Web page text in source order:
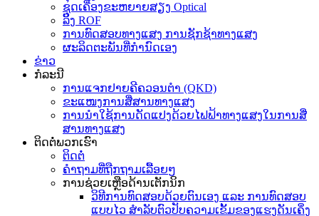
ຊຸດເຄື່ອງຂະຫຍາຍສຽງ Optical
ລິ້ງ ROF
ການທົດສອບທາງແສງ ການຊັກຊ້າທາງແສງ
ຜະລິດຕະພັນທີ່ກຳນົດເອງ
ຂ່າວ
ກໍລະນີ
ການແຈກຢາຍຄີຄວອນຕຳ (QKD)
ຂະແໜງການສື່ສານທາງແສງ
ການນຳໃຊ້ການດັດແປງດ້ວຍໄຟຟ້າທາງແສງໃນການສື່
ສານທາງແສງ
ຕິດຕໍ່ພວກເຮົາ
ຕິດຕໍ່
ຄຳຖາມທີ່ຖືກຖາມເລື້ອຍໆ
ການຊ່ວຍເຫຼືອດ້ານເຕັກນິກ
ວິທີການທົດສອບດ້ວຍຕົນເອງ ແລະ ການທົດສອບ
ແບບໄວ ສຳລັບຕົວປັບຄວາມເຂັ້ມຂອງແຮງດັນເຄິ່ງ